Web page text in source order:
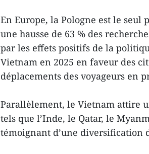
En Europe, la Pologne est le seul
une hausse de 63 % des
par les effets positifs de la
Vietnam en 2025 en faveur des
déplacements des voyageurs en
Parallèlement, le Vietnam attire
tels que l’Inde, le Qatar, le
témoignant d’une diversification